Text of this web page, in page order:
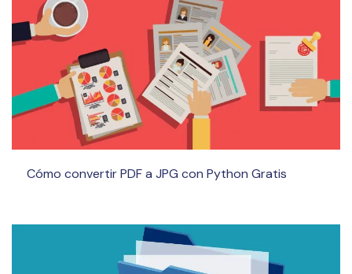
Cómo convertir PDF a JPG con Python Gratis